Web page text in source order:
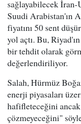
sağlayabilecek
Suudi Arabistan'ın
fiyatını 50 sent
yol açtı. Bu,
bir tehdit olarak
değerlendiriliyor.
Salah, Hürmüz
enerji piyasaları
hafifleteceğini
çözmeyeceğini"